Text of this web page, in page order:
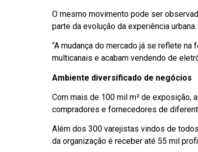
O mesmo movimento pode ser
parte da evolução da experiência urbana.
“A mudança do mercado já se reflete
multicanais e acabam vendendo de
Ambiente diversificado de negócios
Com mais de 100 mil m² de exposição,
compradores e fornecedores de
Além dos 300 varejistas vindos de
da organização é receber até 55 mil